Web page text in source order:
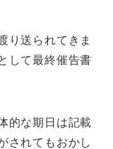
り送られてきま
して最終催告書
的な期日は記載
されてもおかし